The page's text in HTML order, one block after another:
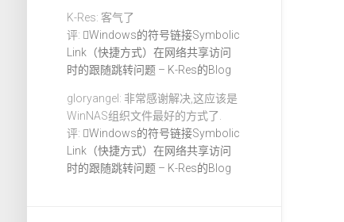
K-Res: 客气了
评:
Windows的符号链接Symbolic
Link（快捷方式）在网络共享访问
时的跟随跳转问题 – K-Res的Blog
gloryangel: 非常感谢解决,这应该是
WinNAS组织文件最好的方式了.
评:
Windows的符号链接Symbolic
Link（快捷方式）在网络共享访问
时的跟随跳转问题 – K-Res的Blog